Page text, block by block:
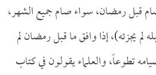
قبل رمضان، سواء صام جميع الشهر،
يجزئه)، إذا وافق ما قبل رمضان لم
تطوعاً، والعلماء يقولون في كتاب